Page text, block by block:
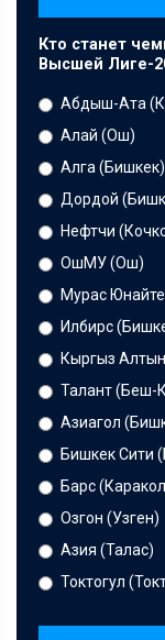
Кто станет
Высшей Лиге-
Абдыш-Ата
Алай (Ош)
Алга (Бишкек)
Дордой
Нефтчи
ОшМУ (Ош)
Мурас
Илбирс
Кыргыз
Талант (Беш-
Азиагол
Бишкек Сити
Барс
Озгон (Узген)
Азия (Талас)
Токтогул